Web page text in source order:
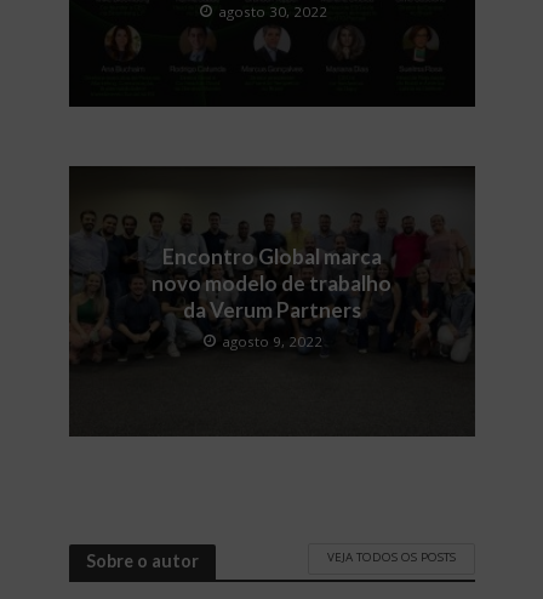
agosto 30, 2022
Encontro Global marca
novo modelo de trabalho
da Verum Partners
agosto 9, 2022
Sobre o autor VEJA TODOS OS POSTS